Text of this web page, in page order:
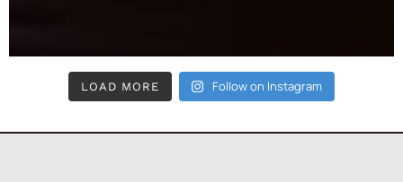
LOAD MORE Follow on Instagram